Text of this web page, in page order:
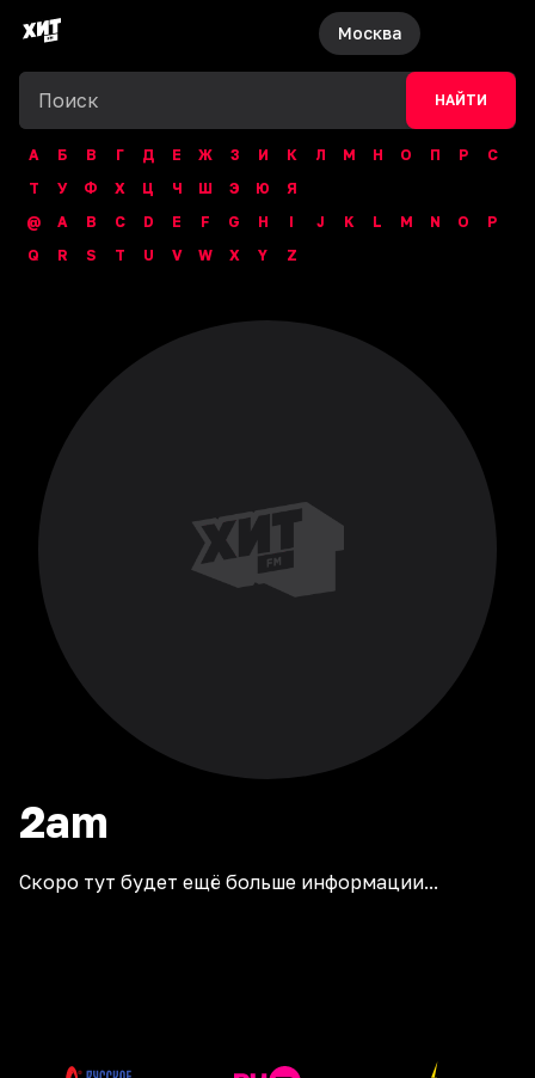
Москва
НАЙТИ
А Б В Г Д Е Ж З И К Л М Н О П Р
С
Т
У Ф Х Ц Ч Ш Э Ю
Я
@
A B C D E F G H I J K L M N O
P
Q
R S T U V W X Y Z
2am
Скоро тут будет ещё больше информации...